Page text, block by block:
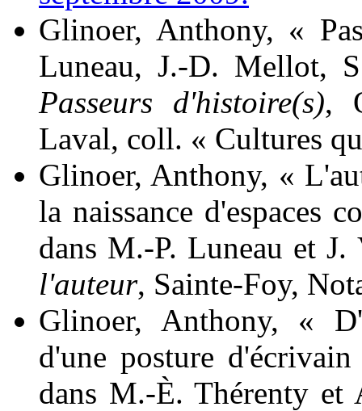
Glinoer, Anthony, «
Luneau, J.-D. Mellot,
Passeurs d'histoire(s),
Laval, coll. « Cultures
Glinoer, Anthony, «
la naissance d'espaces
dans M.-P. Luneau et J.
l'auteur, Sainte-Foy,
Glinoer, Anthony, «
d'une posture
dans M.-È.Thérenty et